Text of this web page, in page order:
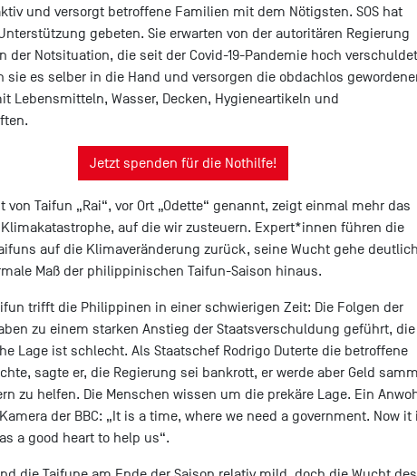
und versorgt betroffene Familien mit dem Nötigsten. SOS hat
gebeten. Sie erwarten von der autoritären Regierung
der Notsituation, die seit der Covid-19-Pandemie hoch
sie es selber in die Hand und versorgen die obdachlos
Lebensmitteln, Wasser, Decken, Hygieneartikeln und
Jetzt spenden für die Nothilfe!
von Taifun „Rai“, vor Ort „Odette“ genannt, zeigt einmal mehr das
auf die wir zusteuern. Expert*innen führen die
auf die Klimaveränderung zurück, seine Wucht gehe deutlich
Maß der philippinischen Taifun-Saison hinaus.
trifft die Philippinen in einer schwierigen Zeit: Die Folgen der
zu einem starken Anstieg der Staatsverschuldung geführt, die
Lage ist schlecht. Als Staatschef Rodrigo Duterte die betroffene
sagte er, die Regierung sei bankrott, er werde aber Geld
zu helfen. Die Menschen wissen um die prekäre Lage. Ein
der BBC: „It is a time, where we need a government. Now it
a good heart to help us“.